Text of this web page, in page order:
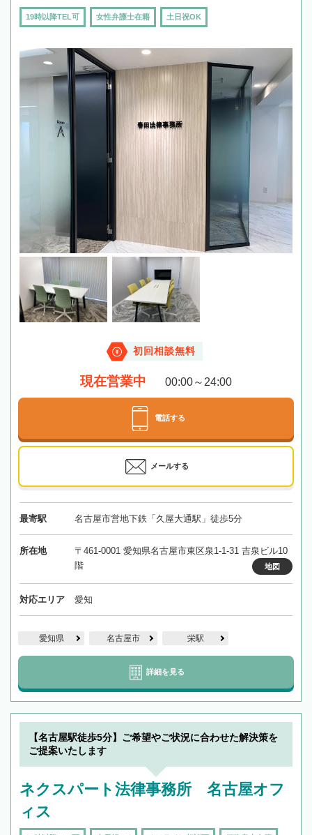
19時以降TEL可 女性弁護士在籍 土日祝OK
初回相談無料
現在営業中 00:00～24:00
電話する
メールする
最寄駅 名古屋市営地下鉄「久屋大通駅」徒歩5分
所在地
〒461-0001 愛知県名古屋市東区泉1-1-31 吉泉ビル10
階
地図
対応エリア 愛知
愛知県 名古屋市 栄駅
詳細を見る
【名古屋駅徒歩5分】ご希望やご状況に合わせた解決策を
ご提案いたします
ネクスパート法律事務所 名古屋オフ
ィス